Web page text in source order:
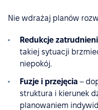
Nie wdrażaj planów
Redukcje
takiej sytuacji
niepokój.
Fuzje i przejęcia –
struktura i kierunek
planowaniem